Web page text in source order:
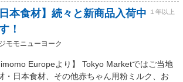
日本食材】続々と新商品入荷中
！
１年以上
ジモモニューヨーク
Europeより】 Tokyo Marketではご当地
・日本食材、その他赤ちゃん用粉ミルク、お